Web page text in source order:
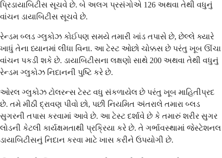
પ્રિડાયાબિટીસ સૂચવે છે. બે અલગ પ્રસંગોએ 126 અથવા તેથી વધુનું
વાંચન ડાયાબિટીસ સૂચવે છે.
રેન્ડમ બ્લડ ગ્લુકોઝ કોઈપણ સમયે તમારી ખાંડ તપાસે છે, છેલ્લે ક્યારે
ખાધું તેના ધ્યાનમાં લીધા વિના. આ ટેસ્ટ ઓછો ચોક્કસ છે પરંતુ ખૂબ ઊંચા
વાંચન પકડી શકે છે. ડાયાબિટીસના લક્ષણો સાથે 200 અથવા તેથી વધુનું
રેન્ડમ ગ્લુકોઝ નિદાનની પુષ્ટિ કરે છે.
ઓરલ ગ્લુકોઝ ટોલરન્સ ટેસ્ટ વધુ સંકળાયેલ છે પરંતુ ખૂબ માહિતીપ્રદ
છે. તમે મીઠી દ્રાવણ પીવો છો, પછી નિયમિત અંતરાલે તમારા બ્લડ
સુગરની તપાસ કરવામાં આવે છે. આ ટેસ્ટ દર્શાવે છે કે તમારું શરીર સુગર
લોડની કેટલી કાર્યક્ષમતાથી પ્રક્રિયા કરે છે. તે ગર્ભાવસ્થામાં જેસ્ટેશનલ
ડાયાબિટીસનું નિદાન કરવા માટે ખાસ કરીને ઉપયોગી છે.